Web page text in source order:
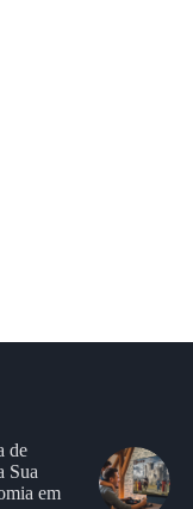
de
Sua
em